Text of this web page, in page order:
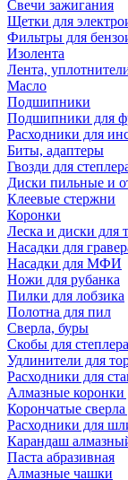
Свечи зажигания
Щетки для
Фильтры для
Изолента
Лента,
Масло
Подшипники
Подшипники для
Расходники для
Биты, адаптеры
Гвозди для
Диски пильные и
Клеевые стержни
Коронки
Леска и диски для
Насадки для
Насадки для МФИ
Ножи для рубанка
Пилки для лобзика
Полотна для пил
Сверла, буры
Скобы для степлера
Удлинители для
Расходники для
Алмазные
Корончатые
Расходники для
Карандаш
Паста абразивная
Алмазные чашки